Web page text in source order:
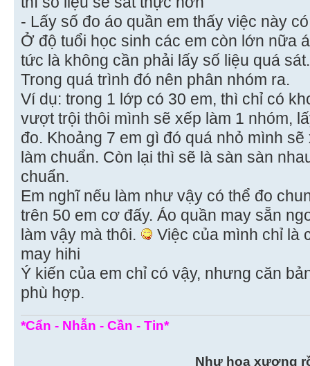
- Lấy số đo áo quần em thấy việc này
Ở độ tuổi học sinh các em còn lớn nữa
tức là không cần phải lấy số liệu quá sát.
Trong quá trình đó nên phân nhóm ra.
Ví dụ: trong 1 lớp có 30 em, thì chỉ có
vượt trội thôi mình sẽ xếp làm 1 nhóm,
đo. Khoảng 7 em gì đó quá nhỏ mình
làm chuẩn. Còn lại thì sẽ là sàn sàn
chuẩn.
Em nghĩ nếu làm như vậy có thể đo
trên 50 em cơ đấy. Áo quần may sẵn
làm vậy mà thôi.
Việc của mình chỉ là
may hihi
Ý kiến của em chỉ có vậy, nhưng căn
phù hợp.
*Cẩn - Nhẫn - Cần - Tin*
Như hoa xương